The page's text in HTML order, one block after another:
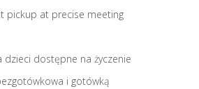
pickup at precise meeting
dzieci dostępne na życzenie
i gotówką